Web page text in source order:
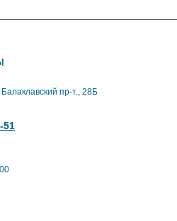
Балаклавский пр-т., 28Б
51